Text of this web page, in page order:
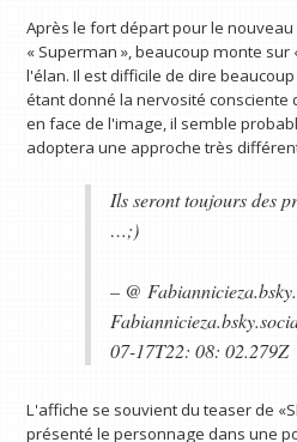
Après le fort départ pour le nouveau
« Superman », beaucoup monte
l'élan. Il est difficile de dire
étant donné la nervosité consciente
en face de l'image, il semble
adoptera une approche très
Ils seront toujours des
…;)
– @
07-17T22: 08: 02.279Z
L'affiche se souvient du teaser de
présenté le personnage dans une